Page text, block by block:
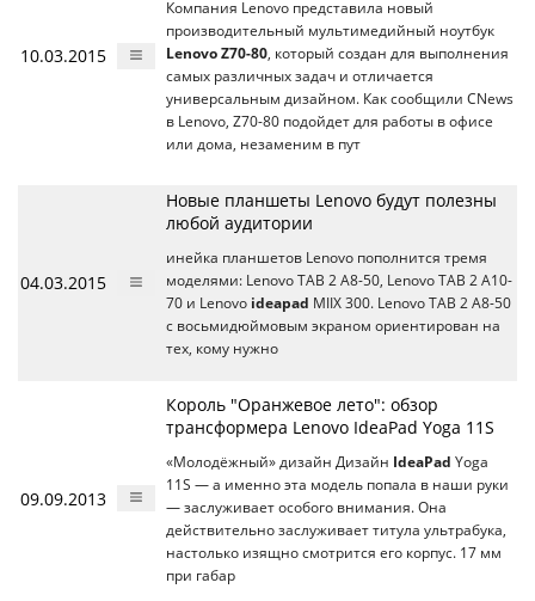
10.03.2015
Компания Lenovo представила новый
производительный мультимедийный ноутбук
Lenovo Z70-80, который создан для выполнения
самых различных задач и отличается
универсальным дизайном. Как сообщили CNews
в Lenovo, Z70-80 подойдет для работы в офисе
или дома, незаменим в пут
04.03.2015
Новые планшеты Lenovo будут полезны
любой аудитории
инейка планшетов Lenovo пополнится тремя
моделями: Lenovo TAB 2 A8-50, Lenovo TAB 2 A10-
70 и Lenovo ideapad MIIX 300. Lenovo TAB 2 A8-50
с восьмидюймовым экраном ориентирован на
тех, кому нужно
09.09.2013
Король "Оранжевое лето": обзор
трансформера Lenovo IdeaPad Yoga 11S
«Молодёжный» дизайн Дизайн IdeaPad Yoga
11S — а именно эта модель попала в наши руки
— заслуживает особого внимания. Она
действительно заслуживает титула ультрабука,
настолько изящно смотрится его корпус. 17 мм
при габар